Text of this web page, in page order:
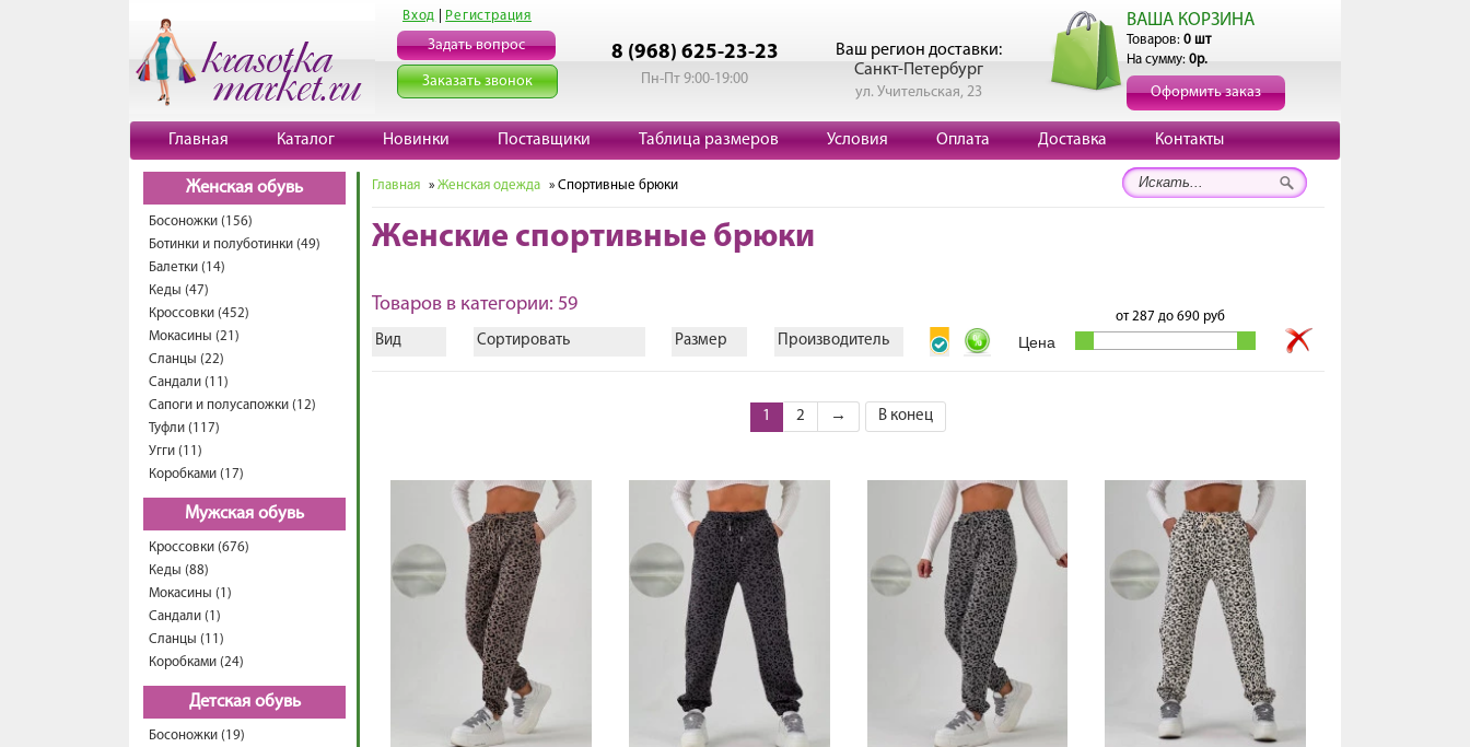
Вход Регистрация
Задать вопрос
Заказать звонок
8 (968) 625-23-23
Пн-Пт 9:00-19:00
Ваш регион доставки:
Санкт-Петербург
ул. Учительская, 23
ВАША КОРЗИНА
Товаров: 0 шт
На сумму: 0р.
Оформить заказ
Главная Каталог Новинки Поставщики Таблица размеров Условия Оплата Доставка Контакты
Женская обувь
Босоножки (156)
Ботинки и полуботинки (49)
Балетки (14)
Кеды (47)
Кроссовки (452)
Мокасины (21)
Сланцы (22)
Сандали (11)
Сапоги и полусапожки (12)
Туфли (117)
Угги (11)
Коробками (17)
Мужская обувь
Кроссовки (676)
Кеды (88)
Мокасины (1)
Сандали (1)
Сланцы (11)
Коробками (24)
Детская обувь
Босоножки (19)
Главная » Женская одежда » Спортивные брюки
Женские спортивные брюки
Товаров в категории: 59
Вид Сортировать Размер Производитель
от287 до 690 руб
1 2 → В конец